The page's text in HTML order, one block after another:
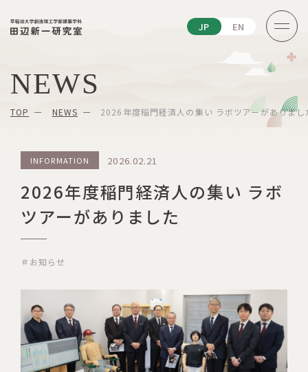
JP EN
NEWS
TOP NEWS 2026年度稲門経済人の集い ラボツアーがありまし
INFORMATION 2026.02.21
2026年度稲門経済人の集い ラボ
ツアーがありました
＃お知らせ